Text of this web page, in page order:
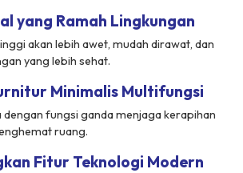
yang Ramah Lingkungan
akan lebih awet, mudah dirawat, dan
yang lebih sehat.
Minimalis Multifungsi
fungsi ganda menjaga kerapihan
ruang.
Fitur Teknologi Modern